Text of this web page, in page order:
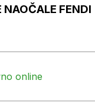
FENDI
online